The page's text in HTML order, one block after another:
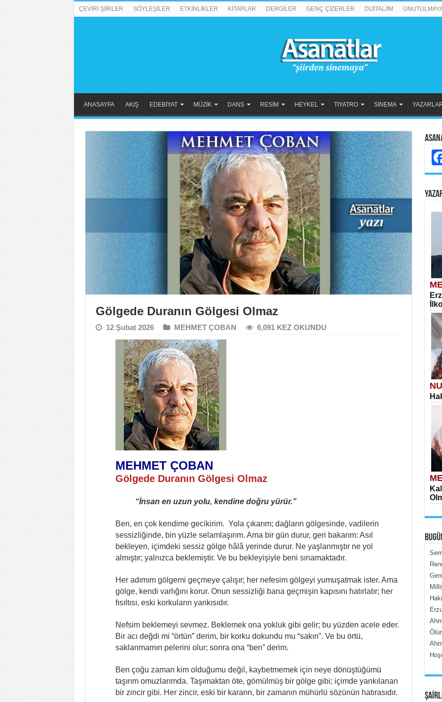
ÇEVİRİ ŞİİRLER SÖYLEŞİLER ETKİNLİKLER KİTAPLAR DERGİLER GENÇ ÇİZERLER DİJİTAL/İM
ANASAYFA AKIŞ EDEBİYAT MÜZİK DANS RESİM HEYKEL TİYATRO SİNEMA
Gölgede Duranın Gölgesi Olmaz
12 Şubat 2026 MEHMET ÇOBAN 6,091 KEZ OKUNDU
MEHMET ÇOBAN
Gölgede Duranın Gölgesi Olmaz
“İnsan en uzun yolu, kendine doğru yürür.”
Ben, en çok kendime gecikirim. Yola çıkarım; dağların gölgesinde, vadilerin
sessizliğinde, bin yüzle selamlaşırım. Ama bir gün durur, geri bakarım: Asıl
bekleyen, içimdeki sessiz gölge hâlâ yerinde durur. Ne yaşlanmıştır ne yol
almıştır; yalnızca beklemiştir. Ve bu bekleyişiyle beni sınamaktadır.
Her adımım gölgemi geçmeye çalışır; her nefesim gölgeyi yumuşatmak ister. Ama
gölge, kendi varlığını korur. Onun sessizliği bana geçmişin kapısını hatırlatır; her
fısıltısı, eski korkuların yankısıdır.
Nefsim beklemeyi sevmez. Beklemek ona yokluk gibi gelir; bu yüzden acele eder.
Bir acı değdi mi “örtün” derim, bir korku dokundu mu “sakın”. Ve bu örtü,
saklanmamın pelerini olur; sonra ona “ben” derim.
Ben çoğu zaman kim olduğumu değil, kaybetmemek için neye dönüştüğümü
taşırım omuzlarımda. Taşımaktan öte, gömülmüş bir gölge gibi; içimde yankılanan
bir zincir gibi. Her zincir, eski bir kararın, bir zamanın mühürlü sözünün hatırasıdır.